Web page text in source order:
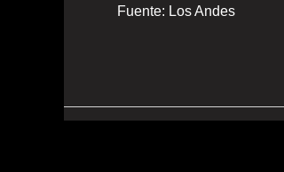
Fuente: Los Andes